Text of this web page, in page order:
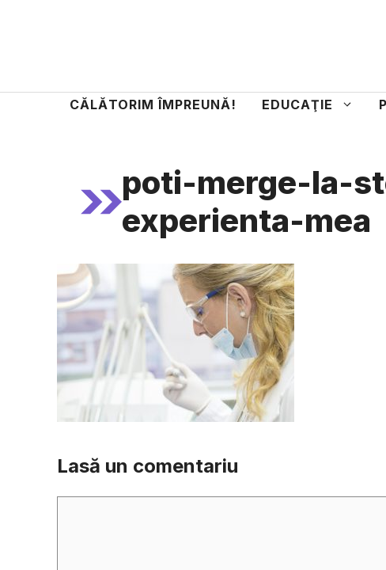
CĂLĂTORIM ÎMPREUNĂ! EDUCAŢIE
poti-merge-la-
experienta-mea
Lasă un comentariu